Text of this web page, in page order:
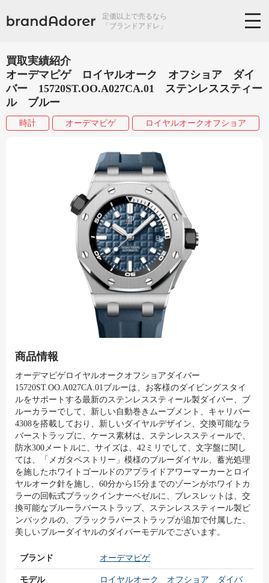
定価以上で売るなら
「ブランドアドレ」
買取実績紹介
オーデマピゲ ロイヤルオーク オフショア ダイ
バー 15720ST.OO.A027CA.01 ステンレススティー
ル ブルー
時計 オーデマピゲ ロイヤルオークオフショア
商品情報
オーデマピゲロイヤルオークオフショアダイバー
15720ST.OO.A027CA.01ブルーは、お客様のダイビングスタイ
ルをサポートする最新のステンレススティール製ダイバー、ブ
ルーカラーでして、新しい自動巻きムーブメント、キャリバー
4308を搭載しており、新しいダイヤルデザイン、交換可能なラ
バーストラップに、ケース素材は、ステンレススティールで、
防水300メートルに、サイズは、42ミリでして、文字盤に関し
ては、「メガタペストリー」模様のブルーダイヤル、蓄光処理
を施したホワイトゴールドのアプライドアワーマーカーとロイ
ヤルオーク針を施し、60分から15分までのゾーンがホワイトカ
ラーの回転式ブラックインナーベゼルに、ブレスレットは、交
換可能なブルーラバーストラップ、ステンレススティール製ピ
ンバックルの、ブラックラバーストラップが追加で付属した、
美しいブルーダイヤルのダイバーモデルでございます。
ブランド オーデマピゲ
モデル
ロイヤルオーク オフショア ダイバ